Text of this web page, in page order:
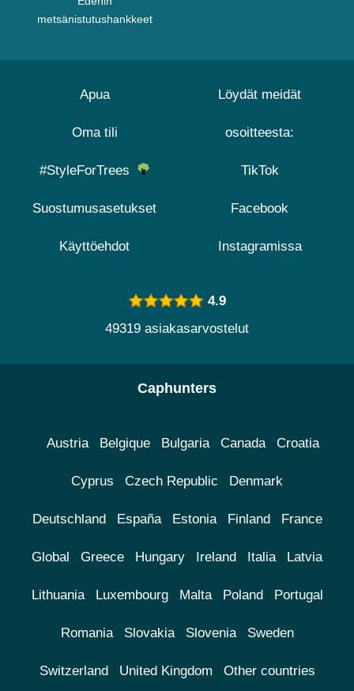
metsänistutushankkeet
Apua
Oma tili
#StyleForTrees
Suostumusasetukset
Käyttöehdot
Löydät meidät
osoitteesta:
TikTok
Facebook
Instagramissa
4.9
49319 asiakasarvostelut
Caphunters
Austria Belgique Bulgaria Canada Croatia
Cyprus Czech Republic Denmark
Deutschland España Estonia Finland France
Global Greece Hungary Ireland Italia Latvia
Lithuania Luxembourg Malta Poland Portugal
Romania Slovakia Slovenia Sweden
Switzerland United Kingdom Other countries